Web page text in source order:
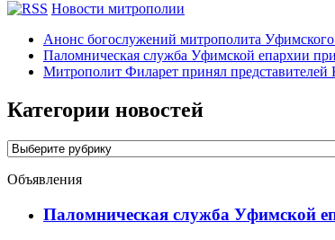
Новости митрополии
Анонс богослужений митрополита
Паломническая служба Уфимской епархии
Митрополит Филарет принял
Категории новостей
Категории
Объявления
Паломническая служба Уфимской